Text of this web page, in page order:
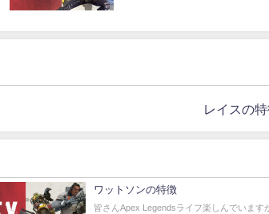
レイスの
ワットソンの特徴
皆さんApex Legendsライフ楽しんでいます